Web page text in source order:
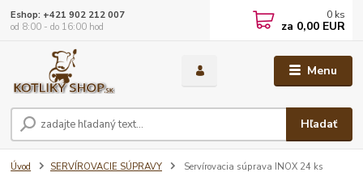
Menu
Hľadať
Eshop: +421 902 212 007
od 8:00 - do 16:00 hod
0 ks
za 0,00 EUR
Úvod SERVÍROVACIE SÚPRAVY Servírovacia súprava INOX 24 ks